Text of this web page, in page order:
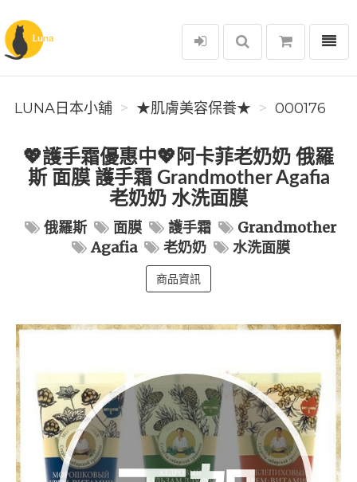
Luna日本小舖
選單
LUNA日本小舖 ★肌膚美容保養★ 000176
💖護手霜優惠中💖阿卡菲老奶奶 俄羅
斯 面膜 護手霜 Grandmother Agafia
老奶奶 水洗面膜
俄羅斯 面膜 護手霜
Grandmother
Agafia
老奶奶 水洗面膜
商品資訊